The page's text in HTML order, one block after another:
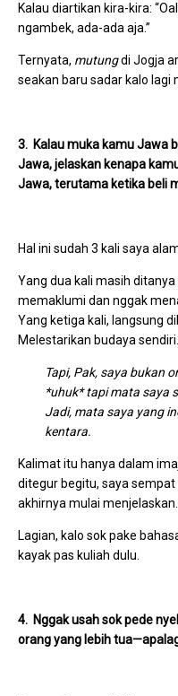
Kalau diartikan kira-kira:
ngambek, ada-ada aja.”
Ternyata, mutungdi Jogja
seakan baru sadar kalo lagi
3. Kalau muka kamu Jawa
Jawa, jelaskan kenapa
Jawa, terutama ketika beli
Hal ini sudah 3 kali saya
Yang dua kali masih
memaklumi dan nggak
Yang ketiga kali, langsung
Melestarikan budaya
Tapi, Pak, saya bukan
*uhuk* tapi mata saya
Jadi, mata saya yang
kentara.
Kalimat itu hanya dalam
ditegur begitu, saya
akhirnya mulai menjelaskan.
Lagian, kalo sok pake
kayak pas kuliah dulu.
4. Nggak usah sok pede
orang yang lebih